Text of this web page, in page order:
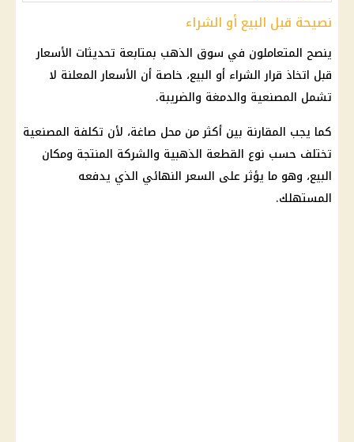
نصيحة قبل البيع أو الشراء
ينصح المتعاملون في سوق الذهب بمتابعة تحديثات الأسعار
قبل اتخاذ قرار الشراء أو البيع، خاصة أن الأسعار المعلنة لا
تشمل المصنعية والدمغة والضريبة.
كما يجب المقارنة بين أكثر من محل صاغة، لأن تكلفة المصنعية
تختلف حسب نوع القطعة الذهبية والشركة المنتجة ومكان
البيع، وهو ما يؤثر على السعر النهائي الذي يدفعه
المستهلك.